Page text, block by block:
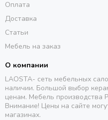
Оплата
Доставка
Статьи
Мебель на заказ
О компании
LAOSTA- сеть мебельных
наличии. Большой выбор
ценам. Мебель производства
Внимание! Цены на сайте
магазинах.